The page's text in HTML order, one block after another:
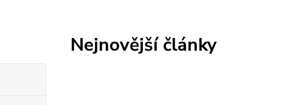
Nejnovější články